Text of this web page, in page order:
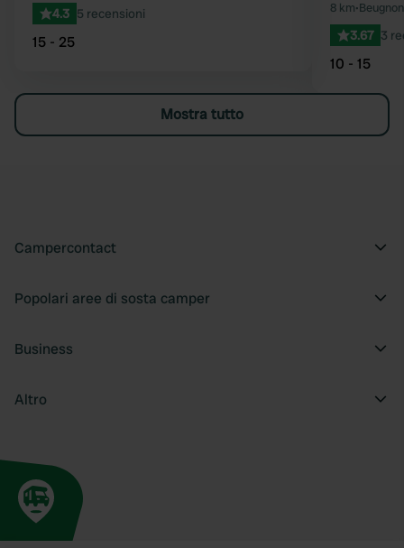
4.3 5 recensioni
15 - 25
8 km•
3.67 3
10 - 15
Mostra tutto
Campercontact
Popolari aree di sosta camper
Business
Altro